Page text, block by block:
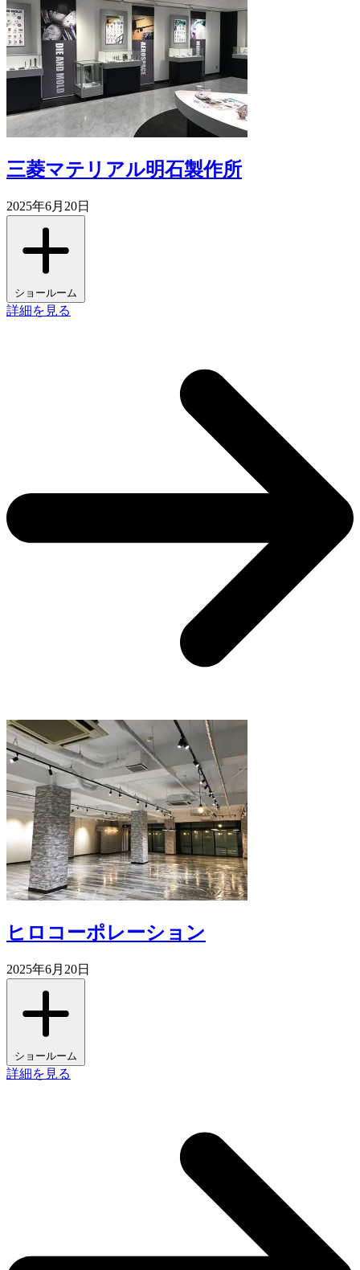
三菱マテリアル明石製作所
2025年6月20日
ショールーム
詳細を見る
ヒロコーポレーション
2025年6月20日
ショールーム
詳細を見る